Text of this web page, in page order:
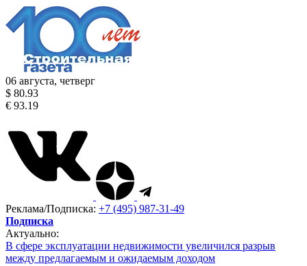
06 августа, четверг
$ 80.93
€ 93.19
Реклама/Подписка: +7 (495) 987-31-49
Подписка
Актуально:
В сфере эксплуатации недвижимости увеличился разрыв
между предлагаемым и ожидаемым доходом